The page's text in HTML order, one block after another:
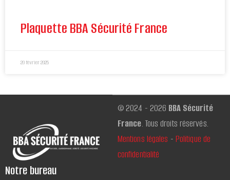
Plaquette BBA Sécurité France
20 février 2025
Notre bureau
© 2024 - 2026 BBA Sécurité
France. Tous droits réservés.
Mentions légales - Politique de
confidentialité